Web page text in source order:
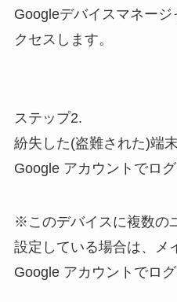
Googleデバイスマネージ
クセスします。
ステップ2.
紛失した(盗難された)端
Google アカウントでログ
※このデバイスに複数の
設定している場合は、メ
Google アカウントでログ